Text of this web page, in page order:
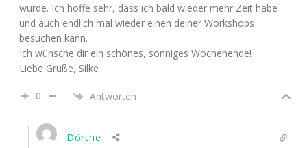
wurde. Ich hoffe sehr, dass ich bald wieder mehr Zeit habe
und auch endlich mal wieder einen deiner Workshops
besuchen kann.
Ich wünsche dir ein schönes, sonniges Wochenende!
Liebe Grüße, Silke
0 Antworten
Dörthe